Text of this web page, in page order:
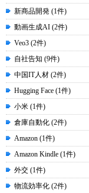
新商品開発 (1件)
動画生成AI (2件)
Veo3 (2件)
自社告知 (9件)
中国IT人材 (2件)
Hugging Face (1件)
小米 (1件)
倉庫自動化 (2件)
Amazon (1件)
Amazon Kindle (1件)
外交 (1件)
物流効率化 (2件)